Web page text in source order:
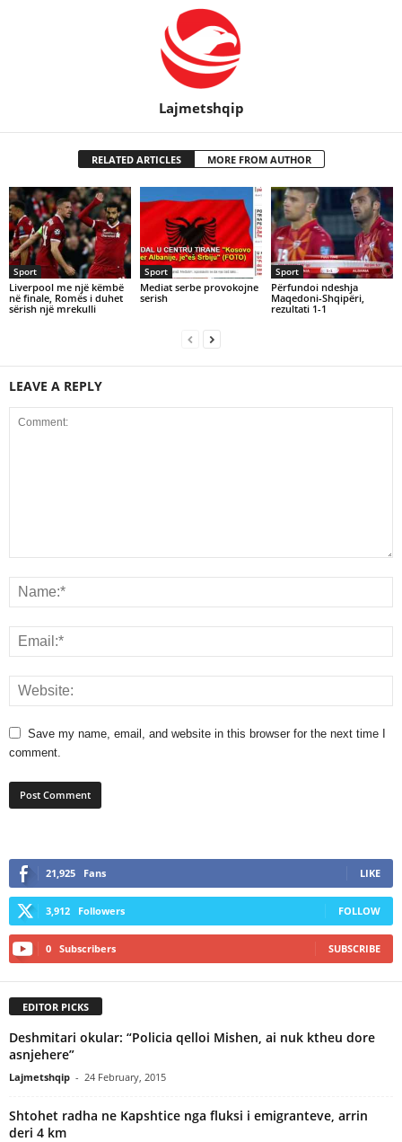
Lajmetshqip
RELATED ARTICLES MORE FROM AUTHOR
Sport
Liverpool me një këmbë
në finale, Romës i duhet
sërish një mrekulli
Sport
Mediat serbe provokojne
serish
Sport
Përfundoi ndeshja
Maqedoni-Shqipëri,
rezultati 1-1
LEAVE A REPLY
Save my name, email, and website in this browser for the next time I
comment.
21,925 Fans LIKE
3,912 Followers FOLLOW
0 Subscribers SUBSCRIBE
EDITOR PICKS
Deshmitari okular: “Policia qelloi Mishen, ai nuk ktheu dore
asnjehere”
Lajmetshqip - 24 February, 2015
Shtohet radha ne Kapshtice nga fluksi i emigranteve, arrin
deri 4 km